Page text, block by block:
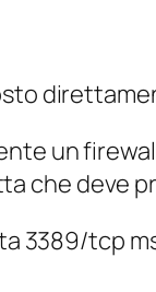
un
che deve
3389/tcp